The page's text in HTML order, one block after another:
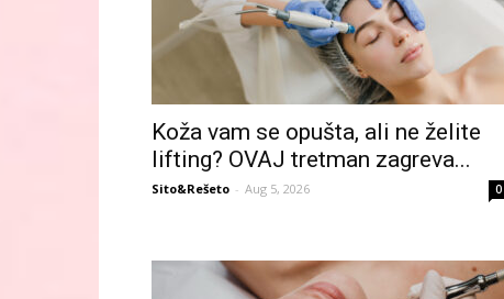
Koža vam se opušta, ali ne želite
lifting? OVAJ tretman zagreva...
Sito&Rešeto - Aug 5, 2026 0